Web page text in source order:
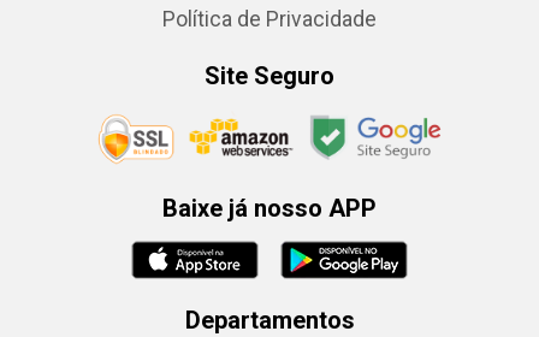
Política de Privacidade
Site Seguro
Baixe já nosso APP
Departamentos